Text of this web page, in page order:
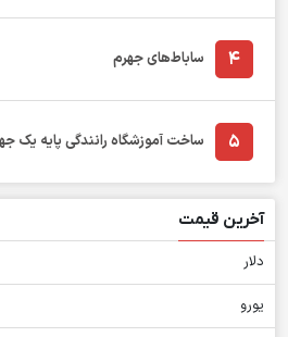
4 ساباط‌های جهرم
5 ساخت آموزشگاه رانندگی پایه یک
آخرین قیمت
دلار
یورو